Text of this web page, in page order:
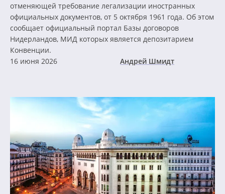
отменяющей требование легализации иностранных
официальных документов, от 5 октября 1961 года. Об этом
сообщает официальный портал Базы договоров
Нидерландов, МИД которых является депозитарием
Конвенции.
16 июня 2026
Андрей Шмидт